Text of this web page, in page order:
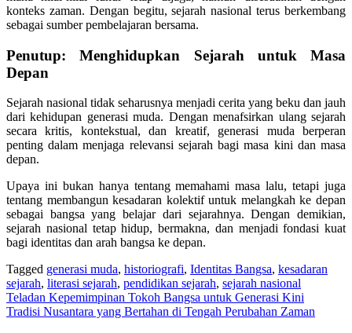
konteks zaman. Dengan begitu, sejarah nasional terus berkembang
sebagai sumber pembelajaran bersama.
Penutup: Menghidupkan Sejarah untuk Masa
Depan
Sejarah nasional tidak seharusnya menjadi cerita yang beku dan jauh
dari kehidupan generasi muda. Dengan menafsirkan ulang sejarah
secara kritis, kontekstual, dan kreatif, generasi muda berperan
penting dalam menjaga relevansi sejarah bagi masa kini dan masa
depan.
Upaya ini bukan hanya tentang memahami masa lalu, tetapi juga
tentang membangun kesadaran kolektif untuk melangkah ke depan
sebagai bangsa yang belajar dari sejarahnya. Dengan demikian,
sejarah nasional tetap hidup, bermakna, dan menjadi fondasi kuat
bagi identitas dan arah bangsa ke depan.
Tagged generasi muda, historiografi, Identitas Bangsa, kesadaran
sejarah, literasi sejarah, pendidikan sejarah, sejarah nasional
Navigasi
pos
Teladan Kepemimpinan Tokoh Bangsa untuk Generasi Kini
Tradisi Nusantara yang Bertahan di Tengah Perubahan Zaman